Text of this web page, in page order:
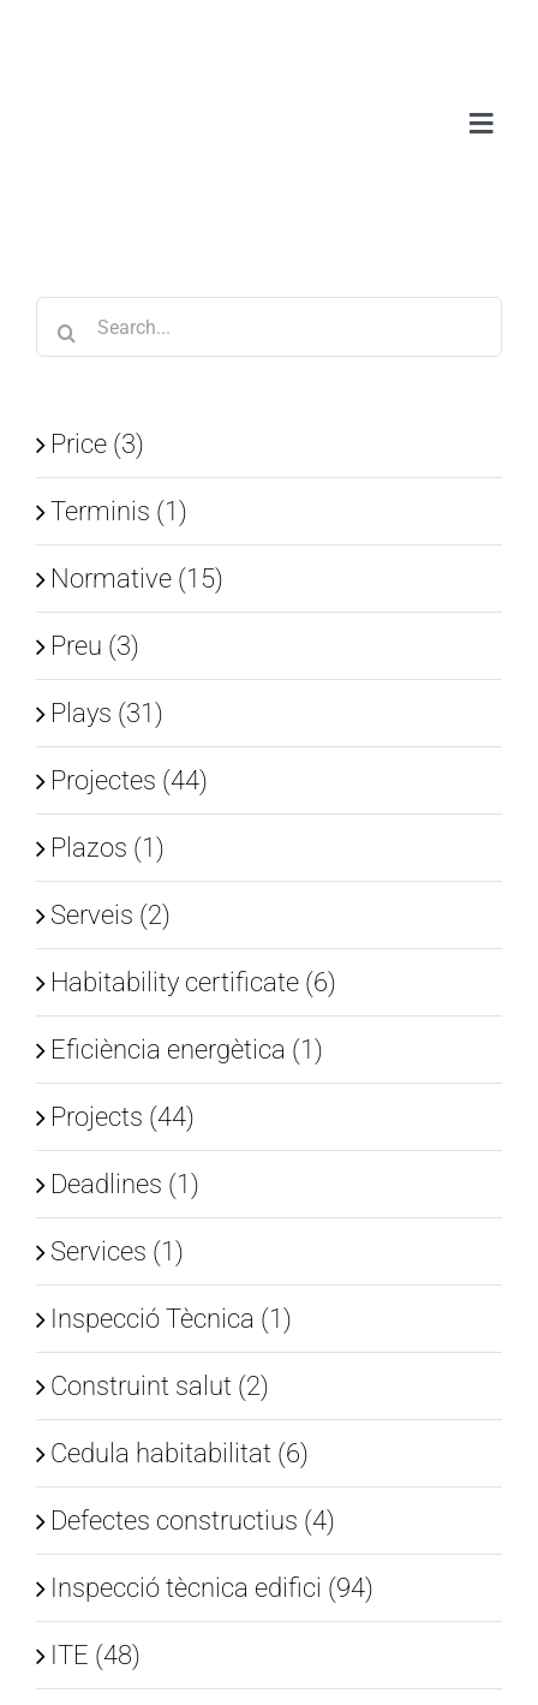
Search
for:
Price (3)
Terminis (1)
Normative (15)
Preu (3)
Plays (31)
Projectes (44)
Plazos (1)
Serveis (2)
Habitability certificate (6)
Eficiència energètica (1)
Projects (44)
Deadlines (1)
Services (1)
Inspecció Tècnica (1)
Construint salut (2)
Cedula habitabilitat (6)
Defectes constructius (4)
Inspecció tècnica edifici (94)
ITE (48)